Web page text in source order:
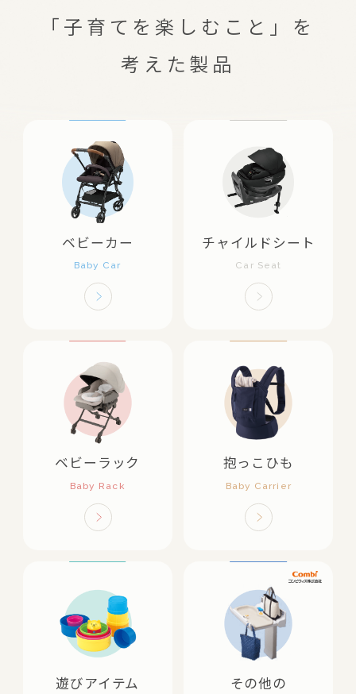
「子育てを楽しむこと」を
考えた製品
ベビーカー チャイルドシート
ベビーラック 抱っこひも
遊びアイテム
その他の